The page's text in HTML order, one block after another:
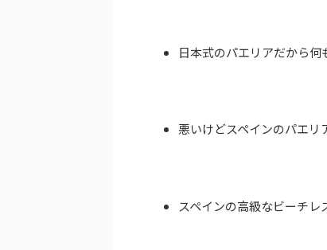
日本式のパエリアだから何
悪いけどスペインのパエリ
スペインの高級なビーチレ